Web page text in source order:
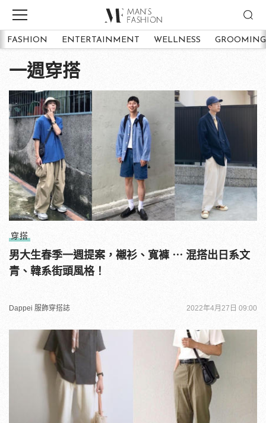
FASHION ENTERTAINMENT WELLNESS GROOMING
一週穿搭
穿搭
男大生春季一週提案，襯衫、寬褲 ⋯ 混搭出日系文
青、韓系街頭風格！
Dappei 服飾穿搭誌 2022年4月27日 09:00